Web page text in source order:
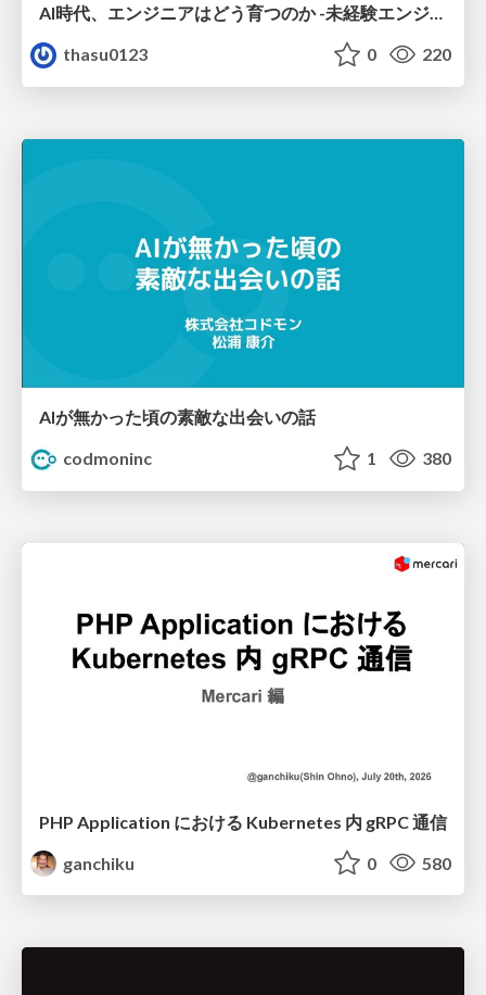
thasu0123
0 220
AIが無かった頃の素敵な出会いの話
codmoninc
1 380
PHP Application における Kubernetes 内 gRPC 通信
ganchiku
0 580